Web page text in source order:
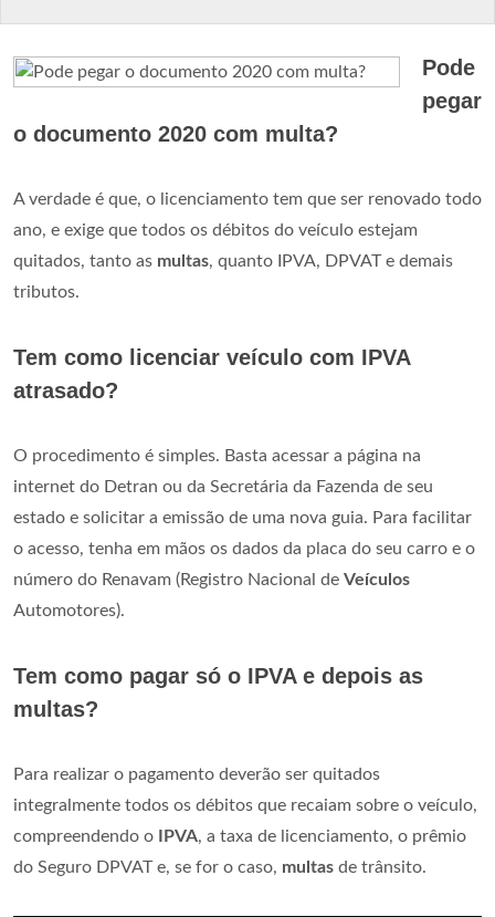
Pode
pegar
o documento 2020 com multa?
A verdade é que, o licenciamento tem que ser renovado todo
ano, e exige que todos os débitos do veículo estejam
quitados, tanto as multas, quanto IPVA, DPVAT e demais
tributos.
Tem como licenciar veículo com IPVA
atrasado?
O procedimento é simples. Basta acessar a página na
internet do Detran ou da Secretária da Fazenda de seu
estado e solicitar a emissão de uma nova guia. Para facilitar
o acesso, tenha em mãos os dados da placa do seu carro e o
número do Renavam (Registro Nacional de Veículos
Automotores).
Tem como pagar só o IPVA e depois as
multas?
Para realizar o pagamento deverão ser quitados
integralmente todos os débitos que recaiam sobre o veículo,
compreendendo o
IPVA, a taxa de licenciamento, o prêmio
do Seguro DPVAT e, se for o caso, multas de trânsito.